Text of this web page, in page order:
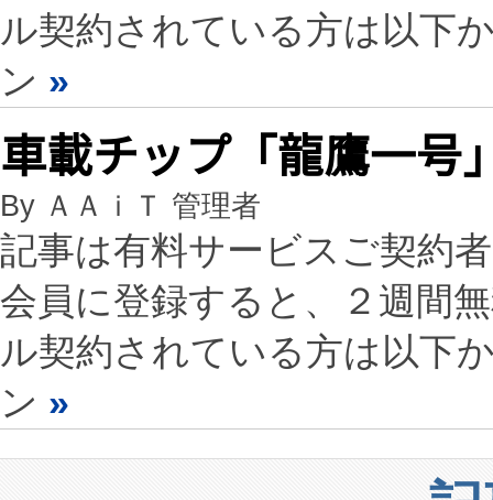
ル契約されている方は以下
ン »
車載チップ「龍鷹一号
By ＡＡｉＴ 管理者
記事は有料サービスご契約
会員に登録すると、２週間
ル契約されている方は以下
ン »